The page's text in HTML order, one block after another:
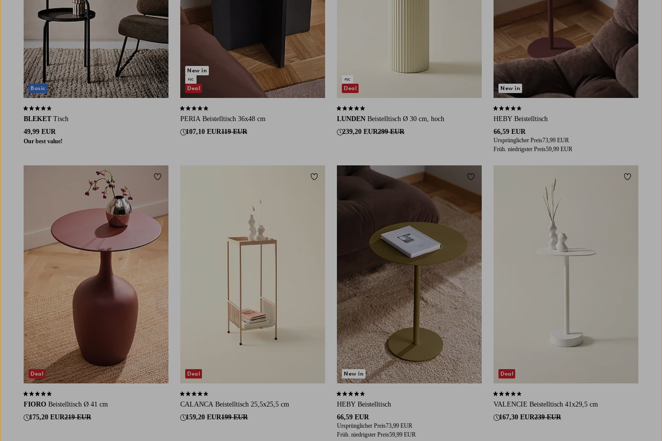
BLEKET Tisch
49,99 EUR
Our best value!
4,4 basierend auf 10 Bewertungen
Basic
PERIA Beistelltisch 36x48 cm
107,10 EUR119 EUR
4,9 basierend auf 15 Bewertungen
New in
Deal
LUNDEN Beistelltisch Ø 30 cm, hoch
239,20 EUR299 EUR
4,9 basierend auf 20 Bewertungen
Deal
HEBY Beistelltisch
66,59 EUR
Ursprünglicher Preis73,99 EUR
Früh. niedrigster Preis59,99 EUR
4,7 basierend auf 31 Bewertungen
New in
FIORO Beistelltisch Ø 41 cm
175,20 EUR219 EUR
4,8 basierend auf 67 Bewertungen
Deal
Zu Favoriten hinzufügen
CALANCA Beistelltisch 25,5x25,5 cm
159,20 EUR199 EUR
4,6 basierend auf 5 Bewertungen
Deal
Zu Favoriten hinzufügen
HEBY Beistelltisch
66,59 EUR
Ursprünglicher Preis73,99 EUR
Früh. niedrigster Preis59,99 EUR
4,7 basierend auf 31 Bewertungen
New in
Zu Favoriten hinzufügen
VALENCIE Beistelltisch 41x29,5 cm
167,30 EUR239 EUR
4,1 basierend auf 9 Bewertungen
Deal
Zu